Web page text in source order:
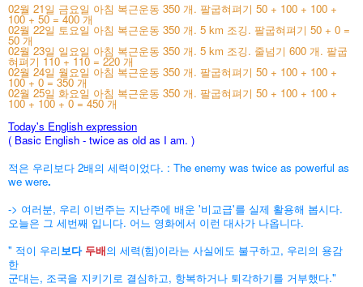
02월 21일 금요일 아침 복근운동 350 개. 팔굽혀펴기 50 + 100 + 100 +
100 + 50 = 400 개
02월 22일 토요일 아침 복근운동 350 개. 5 km 조깅. 팔굽혀펴기 50 + 0 =
50 개
02월 23일 일요일 아침 복근운동 350 개. 5 km 조깅. 줄넘기 600 개. 팔굽
혀펴기 110 + 110 = 220 개
02월 24일 월요일 아침 복근운동 350 개. 팔굽혀펴기 50 + 100 + 100 +
100 + 0 = 350 개
02월 25일 화요일 아침 복근운동 350 개. 팔굽혀펴기 50 + 100 + 100 +
100 + 100 + 0 = 450 개
Today's English expression
( Basic English - twice as old as I am. )
적은 우리보다 2배의 세력이었다. : The enemy was twice as powerful as
we were.
-> 여러분, 우리 이번주는 지난주에 배운 '비교급'를 실제 활용해 봅시다.
오늘은 그 세번째 입니다. 어느 영화에서 이런 대사가 나옵니다.
" 적이 우리보다두배의 세력(힘)이라는 사실에도 불구하고, 우리의 용감
한
군대는, 조국을 지키기로 결심하고, 항복하거나 퇴각하기를 거부했다."